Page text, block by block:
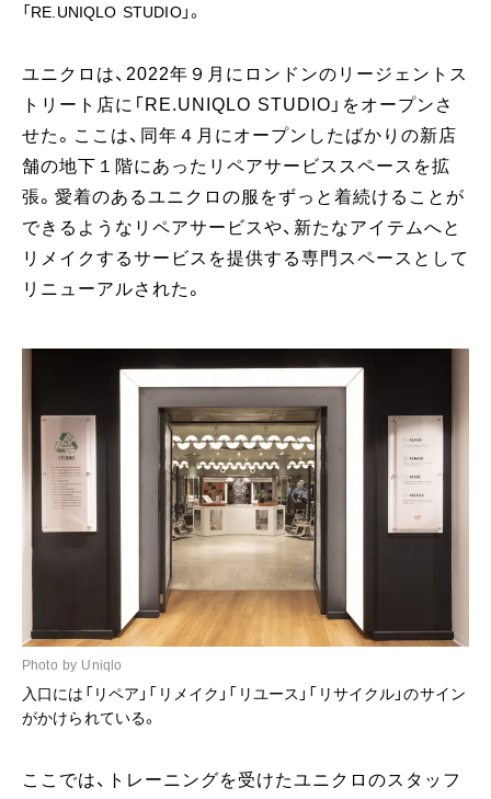
「RE.UNIQLO STUDIO」。
ユニクロは、2022年９月にロンドンのリージェントス
トリート店に「RE.UNIQLO STUDIO」をオープンさ
せた。ここは、同年４月にオープンしたばかりの新店
舗の地下１階にあったリペアサービススペースを拡
張。愛着のあるユニクロの服をずっと着続けることが
できるようなリペアサービスや、新たなアイテムへと
リメイクするサービスを提供する専門スペースとして
リニューアルされた。
Photo by Uniqlo
入口には「リペア」「リメイク」「リユース」「リサイクル」のサイン
がかけられている。
ここでは、トレーニングを受けたユニクロのスタッフ